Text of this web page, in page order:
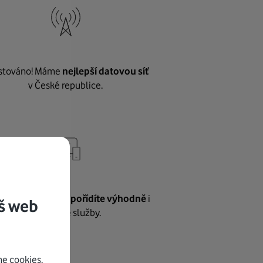
Máme nejlepší datovou síť
v České republice.
internetu pořídíte výhodněi
další naše služby.
web
cookies.